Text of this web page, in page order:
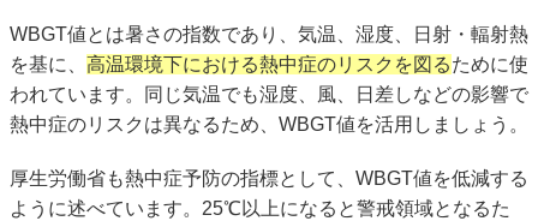
WBGT値とは暑さの指数であり、気温、湿度、日射・輻射熱
を基に、 高温環境下における熱中症のリスクを図るために使
われています。同じ気温でも湿度、風、日差しなどの影響で
熱中症のリスクは異なるため、WBGT値を活用しましょう。
厚生労働省も熱中症予防の指標として、WBGT値を低減する
ように述べています。25℃以上になると警戒領域となるた